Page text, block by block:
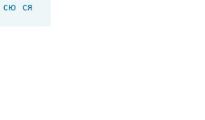
сю ся